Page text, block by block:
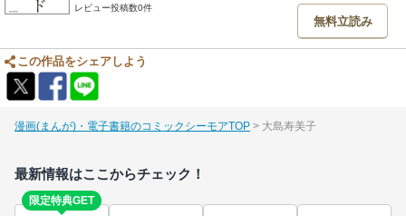
レビュー投稿数0件
無料立読み
この作品をシェアしよう
漫画(まんが)・電子書籍のコミックシーモアTOP 大島寿美子
最新情報はここからチェック！
限定特典GET